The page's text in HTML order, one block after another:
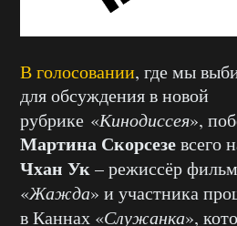
В голосовании, где мы
для обсуждения в новой
рубрике «Кинодиссея»,
Мартина Скорсезевсего
Чхан Ук– режиссёр
«Жажда» и участника
в Каннах «Служанка»,